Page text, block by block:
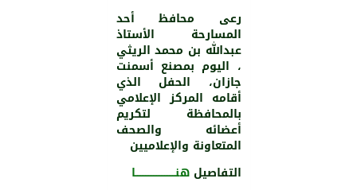
رعى محافظ أحد
المسارحة الأستاذ
عبدالله بن محمد الريثي
، اليوم بمصنع أسمنت
جازان، الحفل الذي
أقامه المركز الإعلامي
بالمحافظة لتكريم
أعضائه والصحف
المتعاونة والإعلاميين
التفاصيلهنـــــــــــــــــــــــــا